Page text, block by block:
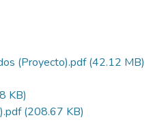
(Proyecto).pdf(42.12 MB)
KB)
(208.67 KB)